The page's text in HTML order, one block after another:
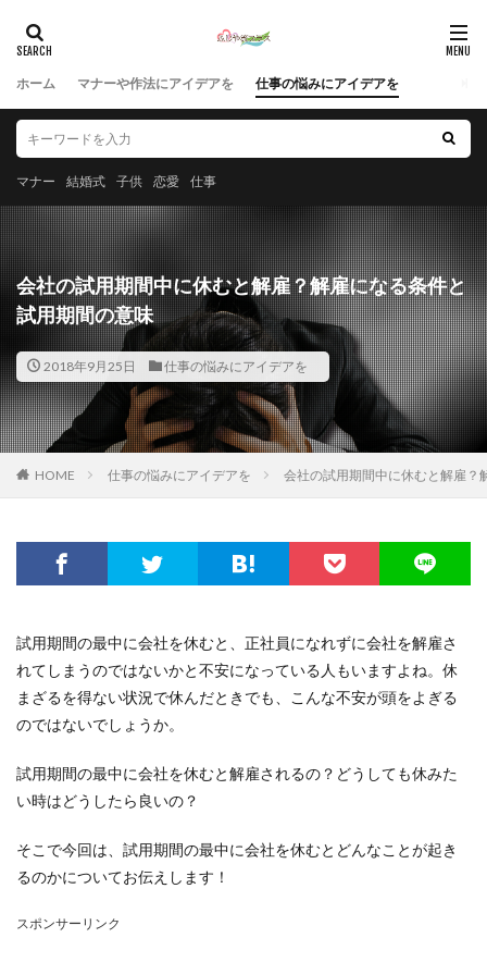
ホーム マナーや作法にアイデアを 仕事の悩みにアイデアを
マナー 結婚式 子供 恋愛 仕事
会社の試用期間中に休むと解雇？解雇になる条件と
試用期間の意味
2018年9月25日 仕事の悩みにアイデアを
HOME 仕事の悩みにアイデアを 会社の試用期間中に休むと解雇？
試用期間の最中に会社を休むと、正社員になれずに会社を解雇さ
れてしまうのではないかと不安になっている人もいますよね。休
まざるを得ない状況で休んだときでも、こんな不安が頭をよぎる
のではないでしょうか。
試用期間の最中に会社を休むと解雇されるの？どうしても休みた
い時はどうしたら良いの？
そこで今回は、試用期間の最中に会社を休むとどんなことが起き
るのかについてお伝えします！
スポンサーリンク